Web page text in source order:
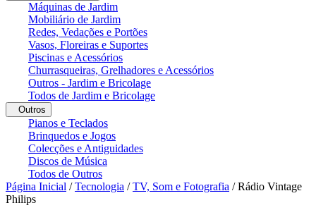
Máquinas de Jardim
Mobiliário de Jardim
Redes, Vedações e Portões
Vasos, Floreiras e Suportes
Piscinas e Acessórios
Churrasqueiras, Grelhadores e Acessórios
Outros - Jardim e Bricolage
Todos de Jardim e Bricolage
Outros
Pianos e Teclados
Brinquedos e Jogos
Colecções e Antiguidades
Discos de Música
Todos de Outros
Página Inicial /Tecnologia /TV, Som e Fotografia /Rádio Vintage
Philips